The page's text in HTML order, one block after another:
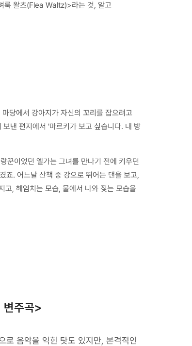
룩 왈츠(Flea Waltz)>라는 것, 알고
당에서 강아지가 자신의 꼬리를 잡으려고
낸 편지에서 '마르키가 보고 싶습니다. 내 방
꾼이었던 엘가는 그녀를 만나기 전에 키우던
죠. 어느날 산책 중 강으로 뛰어든 댄을 보고,
, 헤엄치는 모습, 물에서 나와 짖는 모습을
변주곡>
로 음악을 익힌 탓도 있지만, 본격적인